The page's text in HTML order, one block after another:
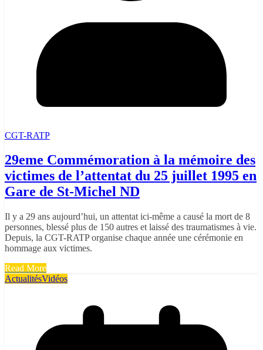
CGT-RATP
29eme Commémoration à la mémoire des
victimes de l’attentat du 25 juillet 1995 en
Gare de St-Michel ND
Il y a 29 ans aujourd’hui, un attentat ici-même a causé la mort de 8
personnes, blessé plus de 150 autres et laissé des traumatismes à vie.
Depuis, la CGT-RATP organise chaque année une cérémonie en
hommage aux victimes.
Read More
ActualitésVidéos